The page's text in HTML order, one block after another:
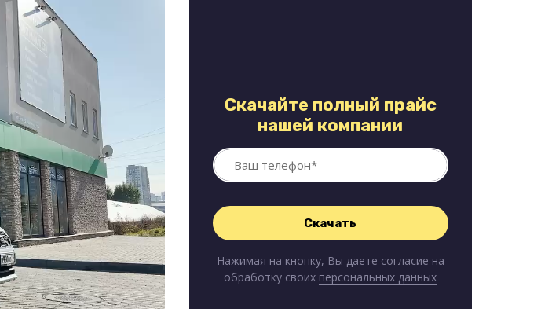
Скачайте полный прайс
нашей компании
Нажимая на кнопку, Вы даете согласие на
обработку своих персональных данных